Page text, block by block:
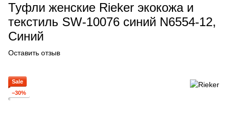
Туфли женские Rieker экокожа и
текстиль SW-10076 синий N6554-12,
Синий
Оставить отзыв
Sale
−30%